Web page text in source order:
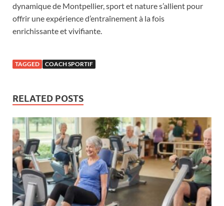
dynamique de Montpellier, sport et nature s’allient pour
offrir une expérience d’entraînement à la fois
enrichissante et vivifiante.
TAGGED COACH SPORTIF
RELATED POSTS